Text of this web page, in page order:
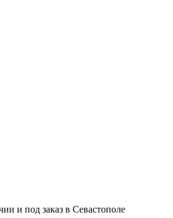
и под заказ в Севастополе